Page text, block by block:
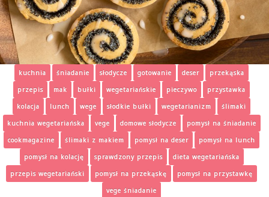
kuchnia śniadanie słodycze gotowanie deser
przekąska
przepis
mak bułki wegetariańskie pieczywo
przystawka
kolacja
lunch wege słodkie bułki wegetarianizm
ślimaki
kuchnia wegetariańska
vege domowe słodycze
pomysł na śniadanie
cookmagazine
ślimaki z makiem pomysł na deser
pomysł na lunch
pomysł na kolację
sprawdzony przepis
dieta wegetariańska
przepis wegetariański
pomysł na przekąskę
pomysł na przystawkę
vege śniadanie